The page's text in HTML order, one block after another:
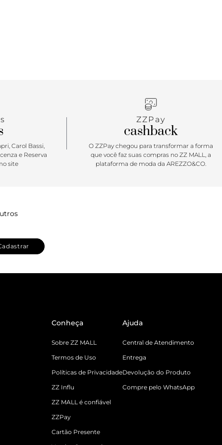
no mood easy & comfy!
Carol Bassi,
e Reserva
site
ZZPay
cashback
O ZZPay chegou para transformar a forma
que você faz suas compras no ZZ MALL, a
plataforma de moda da AREZZO&CO.
Conheça
Sobre ZZ MALL
Termos de Uso
Políticas de Privacidade
ZZ Influ
ZZ MALL é confiável
ZZPay
Cartão Presente
Ajuda
Central de Atendimento
Entrega
Devolução do Produto
Compre pelo WhatsApp